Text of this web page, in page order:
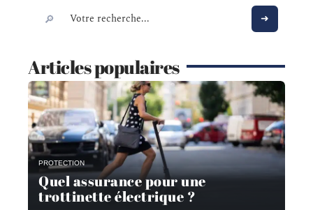
Articles populaires
PROTECTION
Quel assurance pour une
trottinette électrique ?